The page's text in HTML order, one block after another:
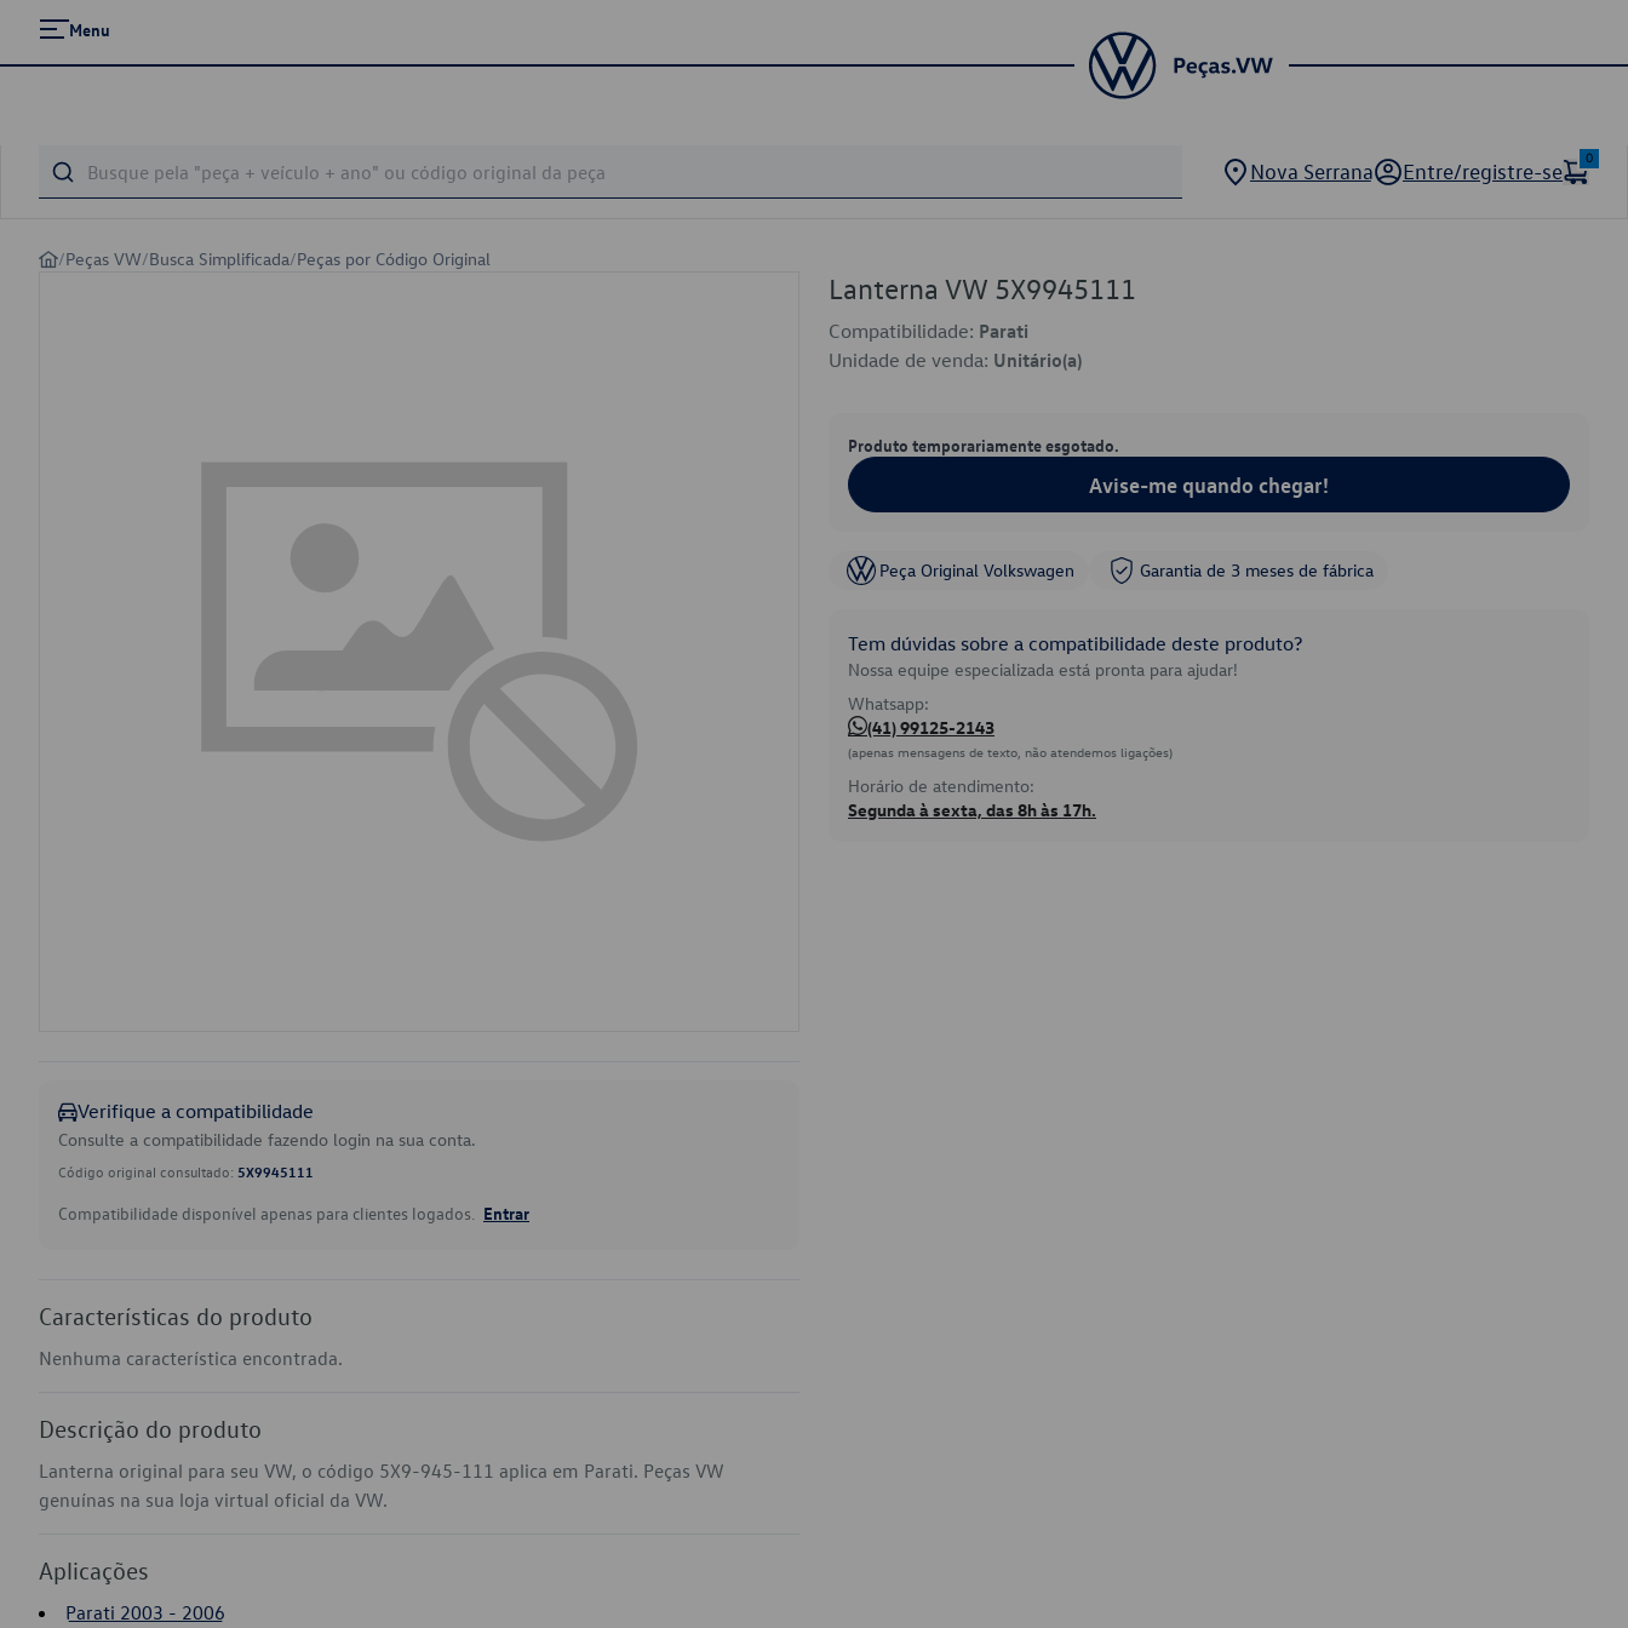
Menu
Nova Serrana Entre/registre-se
0
/Peças VW/Busca Simplificada/Peças por Código Original
Verifique a compatibilidade
Consulte a compatibilidade fazendo login na sua conta.
Código original consultado: 5X9945111
Compatibilidade disponível apenas para clientes logados. Entrar
Características do produto
Nenhuma característica encontrada.
Descrição do produto
Lanterna original para seu VW, o código 5X9-945-111 aplica em Parati. Peças VW
genuínas na sua loja virtual oficial da VW.
Aplicações
Parati 2003 - 2006
Lanterna VW 5X9945111
Compatibilidade: Parati
Unidade de venda: Unitário(a)
Produto temporariamente esgotado.
Avise-me quando chegar!
Peça Original Volkswagen Garantia de 3 meses de fábrica
Tem dúvidas sobre a compatibilidade deste produto?
Nossa equipe especializada está pronta para ajudar!
Whatsapp:
(41) 99125-2143
(apenas mensagens de texto, não atendemos ligações)
Horário de atendimento:
Segunda à sexta, das 8h às 17h.